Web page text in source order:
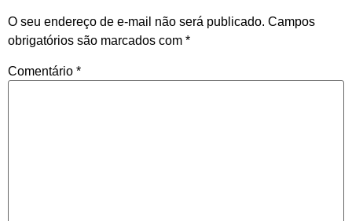
O seu endereço de e-mail não será publicado. Campos
obrigatórios são marcados com *
Comentário *